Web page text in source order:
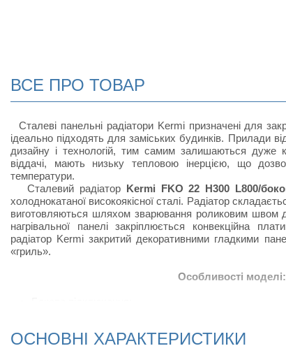
ВСЕ ПРО ТОВАР
Сталеві панельні радіатори Kermi призначені для
ідеально підходять для заміських будинків. Прилади
дизайну і технологій, тим самим залишаються дуже
віддачі, мають низьку тепловою інерцією, що
температури.
Сталевий радіатор Kermi FKO 22 H300 L800/
холоднокатаної високоякісної сталі. Радіатор
виготовляються шляхом зварювання роликовим
нагрівальної панелі закріплюється конвекційна
радіатор Kermi закритий декоративними гладкими
«гриль».
Особливості моделі:
Відрізняється підвищеною тепловіддачею за
ОСНОВНІ ХАРАКТЕРИСТИКИ